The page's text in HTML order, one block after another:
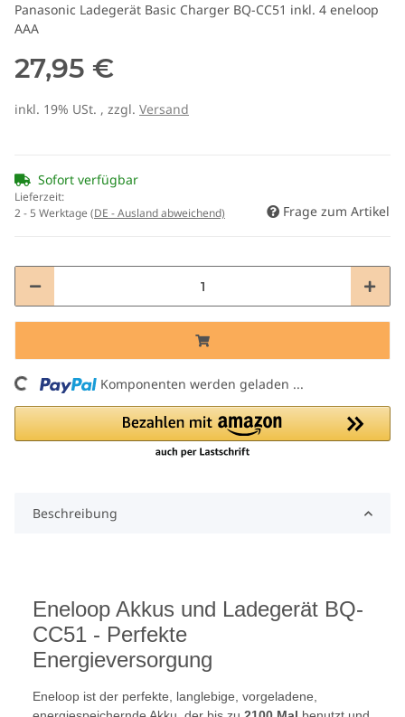
Panasonic Ladegerät Basic Charger BQ-CC51 inkl. 4 eneloop
AAA
27,95 €
inkl. 19% USt. , zzgl. Versand
Sofort verfügbar
Lieferzeit:
2 - 5 Werktage (DE - Ausland abweichend) Frage zum Artikel
Komponenten werden geladen ...
Beschreibung
Eneloop Akkus und Ladegerät BQ-
CC51 - Perfekte
Energieversorgung
Eneloop ist der perfekte, langlebige, vorgeladene,